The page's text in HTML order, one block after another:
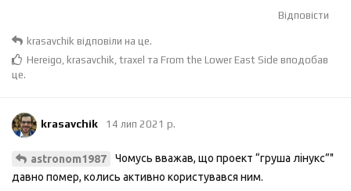
Відповісти
krasavchik відповіли на це.
Hereigo krasavchik traxel та From the Lower East Side вподобав
це.
krasavchik 14 лип 2021 р.
astronom1987
Чомусь вважав, що проект “груша лінукс”"
давно помер, колись активно користувався ним.